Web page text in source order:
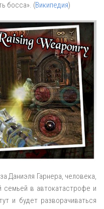
босса». (Википедия)
Даниэля Гарнера, человека,
в автокатастрофе и
и будет разворачиваться